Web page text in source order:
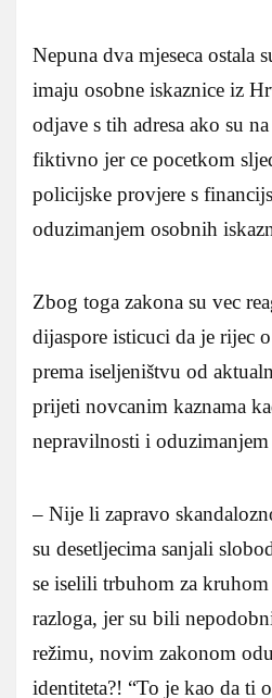
Nepuna dva mjeseca ostala
imaju osobne iskaznice iz
odjave s tih adresa ako su
fiktivno jer ce pocetkom
policijske provjere s
oduzimanjem osobnih
Zbog toga zakona su vec
dijaspore isticuci da je rijec
prema iseljeništvu od
prijeti novcanim kaznama
nepravilnosti i
– Nije li zapravo
su desetljecima sanjali
se iselili trbuhom za
razloga, jer su bili
režimu, novim zakonom
identiteta?! “To je kao da ti